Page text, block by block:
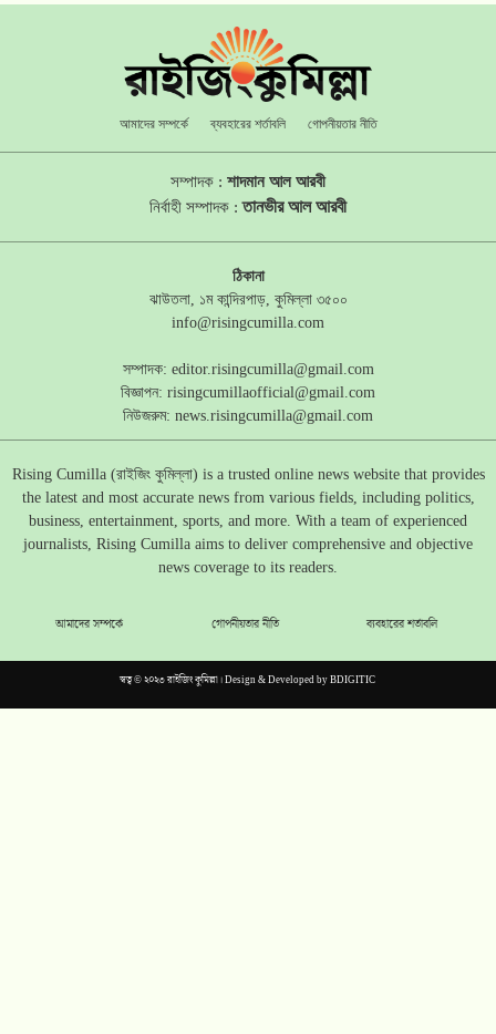
আমাদের সম্পর্কে ব্যবহারের শর্তাবলি গোপনীয়তার নীতি
সম্পাদক : শাদমান আল আরবী
নির্বাহী সম্পাদক :তানভীর আল আরবী
ঠিকানা
ঝাউতলা, ১ম কান্দিরপাড়, কুমিল্লা ৩৫০০
info@risingcumilla.com
সম্পাদক: editor.risingcumilla@gmail.com
বিজ্ঞাপন: risingcumillaofficial@gmail.com
নিউজরুম: news.risingcumilla@gmail.com
Rising Cumilla (রাইজিং কুমিল্লা) is a trusted online news website that provides
the latest and most accurate news from various fields, including politics,
business, entertainment, sports, and more. With a team of experienced
journalists, Rising Cumilla aims to deliver comprehensive and objective
news coverage to its readers.
আমাদের সম্পর্কে গোপনীয়তার নীতি ব্যবহারের শর্তাবলি
স্বত্ব © ২০২৩ রাইজিং কুমিল্লা। Design & Developed byBDIGITIC